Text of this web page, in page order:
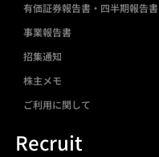
有価証券報告書・四半期報告書
事業報告書
招集通知
株主メモ
ご利用に関して
Recruit